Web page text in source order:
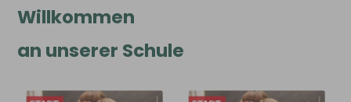
Willkommen
an unserer Schule